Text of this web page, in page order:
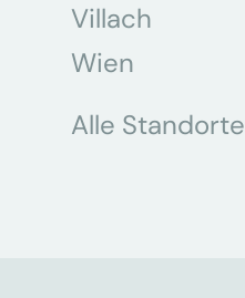
Villach
Wien
Alle Standorte